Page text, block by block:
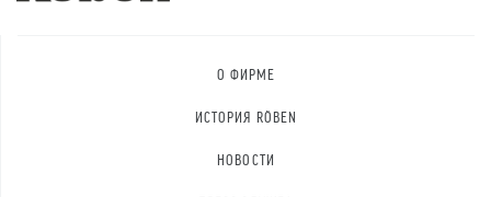
О ФИРМЕ
ИСТОРИЯ RÖBEN
НОВОСТИ